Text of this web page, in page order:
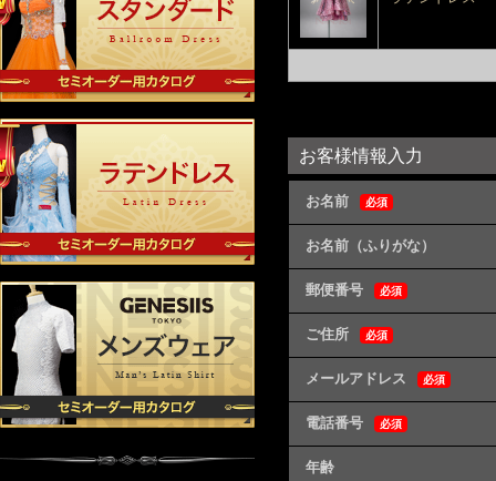
お客様情報入力
お名前 必須
お名前（ふりがな）
郵便番号 必須
ご住所 必須
メールアドレス 必須
電話番号 必須
年齢